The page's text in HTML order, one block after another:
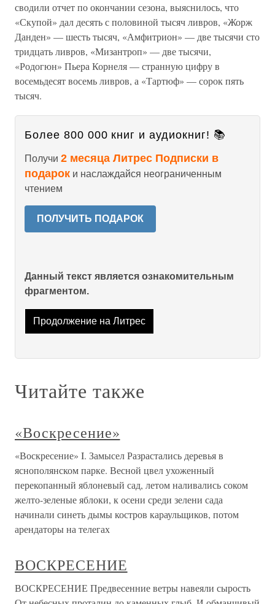
сводили отчет по окончании сезона, выяснилось, что
«Скупой» дал десять с половиной тысяч ливров, «Жорж
Данден» — шесть тысяч, «Амфитрион» — две тысячи сто
тридцать ливров, «Мизантроп» — две тысячи,
«Родогюн» Пьера Корнеля — странную цифру в
восемьдесят восемь ливров, а «Тартюф» — сорок пять
тысяч.
Более 800 000 книг и аудиокниг! 📚
Получи 2 месяца Литрес Подписки в
подарок и наслаждайся неограниченным
чтением
ПОЛУЧИТЬ ПОДАРОК
Данный текст является ознакомительным
фрагментом.
Продолжение на Литрес
Читайте также
«Воскресение»
«Воскресение» I. Замысел Разрастались деревья в
яснополянском парке. Весной цвел ухоженный
перекопанный яблоневый сад, летом наливались соком
желто-зеленые яблоки, к осени среди зелени сада
начинали синеть дымы костров караульщиков, потом
арендаторы на телегах
ВОСКРЕСЕНИЕ
ВОСКРЕСЕНИЕ Предвесенние ветры навеяли сырость